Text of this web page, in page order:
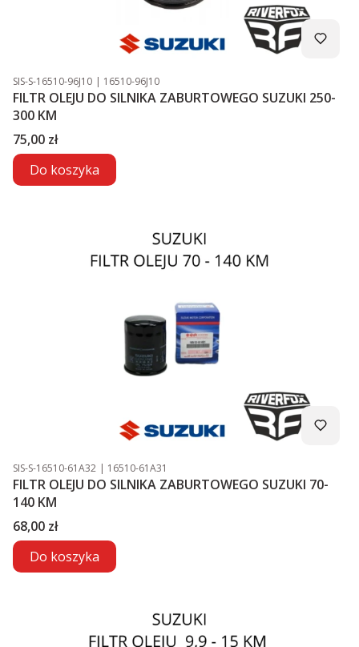
Kod produktu
SIS-S-16510-96J10 Kod producenta
16510-96J10
FILTR OLEJU DO SILNIKA ZABURTOWEGO SUZUKI 250-
300 KM
Cena
75,00 zł
Do koszyka
Kod produktu
SIS-S-16510-61A32 Kod producenta
16510-61A31
FILTR OLEJU DO SILNIKA ZABURTOWEGO SUZUKI 70-
140 KM
Cena
68,00 zł
Do koszyka